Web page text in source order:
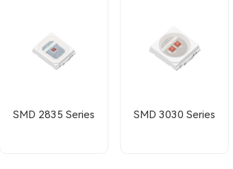
SMD 2835 Series SMD 3030 Series